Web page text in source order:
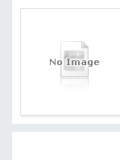
簡體書
外文書